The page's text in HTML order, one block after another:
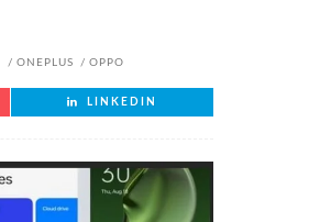
ONEPLUS OPPO
LINKEDIN